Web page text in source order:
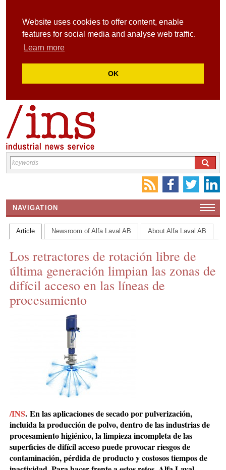
Website uses cookies to offer content, enable
features for social media and analyse web traffic.
Learn more
OK
NAVIGATION
HOME
CONTACT US
INS MAIN WEBSITE
ABOUT US
Article Newsroom of Alfa Laval AB About Alfa Laval AB
Los retractores de rotación libre de
última generación limpian las zonas de
difícil acceso en las líneas de
procesamiento
/INS. En las aplicaciones de secado por pulverización,
incluida la producción de polvo, dentro de las industrias de
procesamiento higiénico, la limpieza incompleta de las
superficies de difícil acceso puede provocar riesgos de
contaminación, pérdida de producto y costosos tiempos de